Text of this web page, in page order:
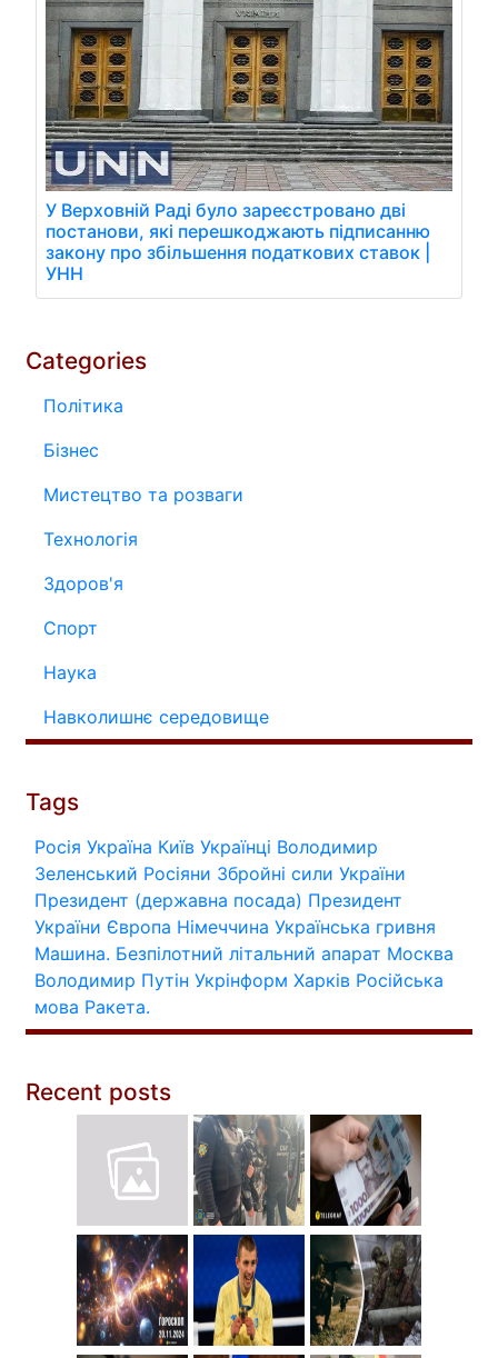
У Верховній Раді було зареєстровано дві
постанови, які перешкоджають підписанню
закону про збільшення податкових ставок |
УНН
Categories
Політика
Бізнес
Мистецтво та розваги
Технологія
Здоров'я
Спорт
Наука
Навколишнє середовище
Tags
Росія Україна Київ Українці Володимир
Зеленський Росіяни Збройні сили України
Президент (державна посада) Президент
України Європа Німеччина Українська гривня
Машина. Безпілотний літальний апарат Москва
Володимир Путін Укрінформ Харків Російська
мова Ракета.
Recent posts